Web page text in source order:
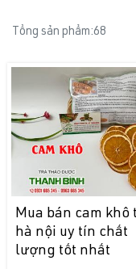
Tổng sản phẩm:68
Mua bán cam khô
hà nội uy tín chất
lượng tốt nhất